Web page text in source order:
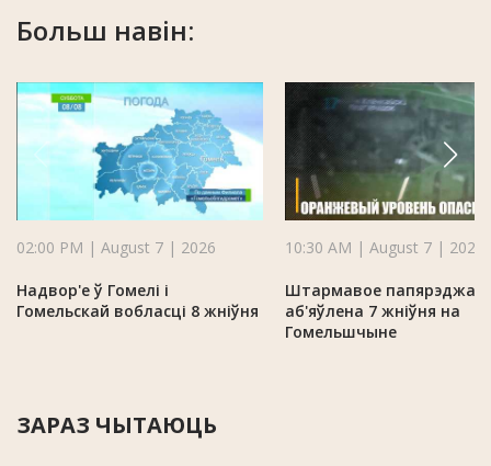
Больш навін:
02:00 PM | August 7 | 2026
Надвор'е ў Гомелі і
Гомельскай вобласці 8 жніўня
10:30 AM | August 7 | 2026
Штармавое
аб'яўлена 7 жніўня на
Гомельшчыне
ЗАРАЗ ЧЫТАЮЦЬ